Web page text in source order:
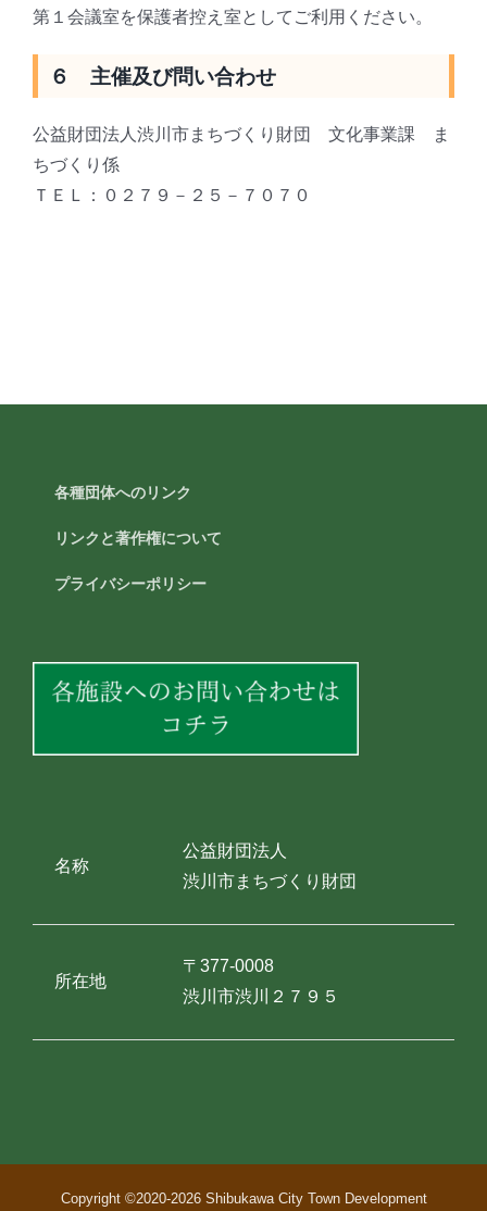
第１会議室を保護者控え室としてご利用ください。
６ 主催及び問い合わせ
公益財団法人渋川市まちづくり財団 文化事業課 ま
ちづくり係
ＴＥＬ：０２７９－２５－７０７０
各種団体へのリンク
リンクと著作権について
プライバシーポリシー
名称
公益財団法人
渋川市まちづくり財団
所在地
〒377-0008
渋川市渋川２７９５
Copyright ©2020-2026 Shibukawa City Town Development